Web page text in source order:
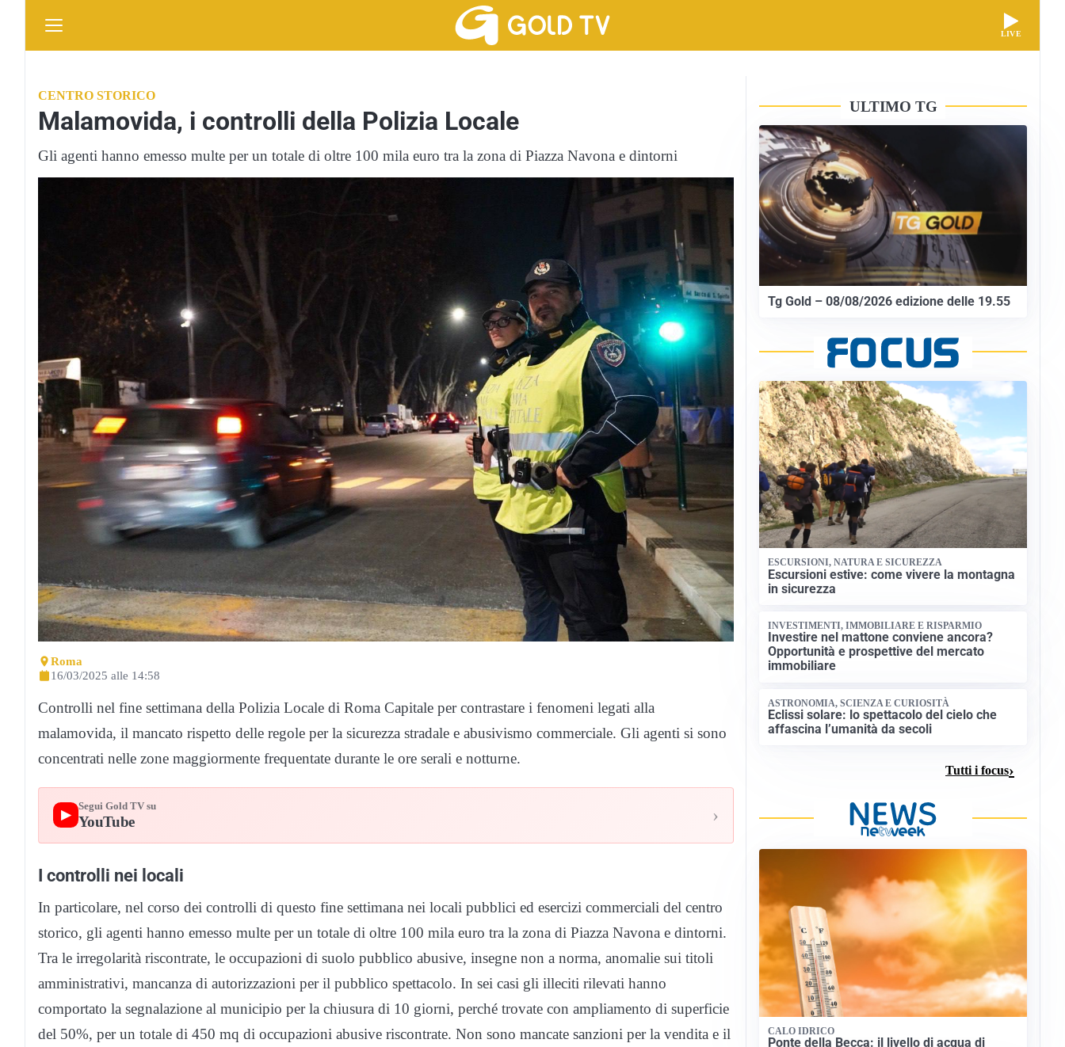
LIVE
CENTRO STORICO
Malamovida, i controlli della Polizia Locale
Gli agenti hanno emesso multe per un totale di oltre 100 mila euro tra la zona di Piazza Navona e dintorni
Roma
16/03/2025 alle 14:58
Controlli nel fine settimana della Polizia Locale di Roma Capitale per contrastare i fenomeni legati alla
malamovida, il mancato rispetto delle regole per la sicurezza stradale e abusivismo commerciale. Gli agenti si sono
concentrati nelle zone maggiormente frequentate durante le ore serali e notturne.
▶
Segui Gold TV su
YouTube ›
I controlli nei locali
In particolare, nel corso dei controlli di questo fine settimana nei locali pubblici ed esercizi commerciali del centro
storico, gli agenti hanno emesso multe per un totale di oltre 100 mila euro tra la zona di Piazza Navona e dintorni.
Tra le irregolarità riscontrate, le occupazioni di suolo pubblico abusive, insegne non a norma, anomalie sui titoli
amministrativi, mancanza di autorizzazioni per il pubblico spettacolo. In sei casi gli illeciti rilevati hanno
comportato la segnalazione al municipio per la chiusura di 10 giorni, perché trovate con ampliamento di superficie
del 50%, per un totale di 450 mq di occupazioni abusive riscontrate. Non sono mancate sanzioni per la vendita e il
ULTIMO TG
Tg Gold – 08/08/2026 edizione delle 19.55
ESCURSIONI, NATURA E SICUREZZA
Escursioni estive: come vivere la montagna
in sicurezza
INVESTIMENTI, IMMOBILIARE E RISPARMIO
Investire nel mattone conviene ancora?
Opportunità e prospettive del mercato
immobiliare
ASTRONOMIA, SCIENZA E CURIOSITÀ
Eclissi solare: lo spettacolo del cielo che
affascina l’umanità da secoli
Tutti i focus
CALO IDRICO
Ponte della Becca: il livello di acqua di